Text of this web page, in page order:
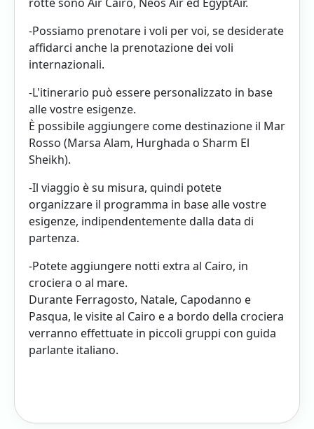
-Possiamo prenotare i voli per voi, se desiderate
affidarci anche la prenotazione dei voli
internazionali.
-L'itinerario può essere personalizzato in base
alle vostre esigenze.
È possibile aggiungere come destinazione il Mar
Rosso (Marsa Alam, Hurghada o Sharm El
Sheikh).
-Il viaggio è su misura, quindi potete
organizzare il programma in base alle vostre
esigenze, indipendentemente dalla data di
partenza.
-Potete aggiungere notti extra al Cairo, in
crociera o al mare.
Durante Ferragosto, Natale, Capodanno e
Pasqua, le visite al Cairo e a bordo della crociera
verranno effettuate in piccoli gruppi con guida
parlante italiano.